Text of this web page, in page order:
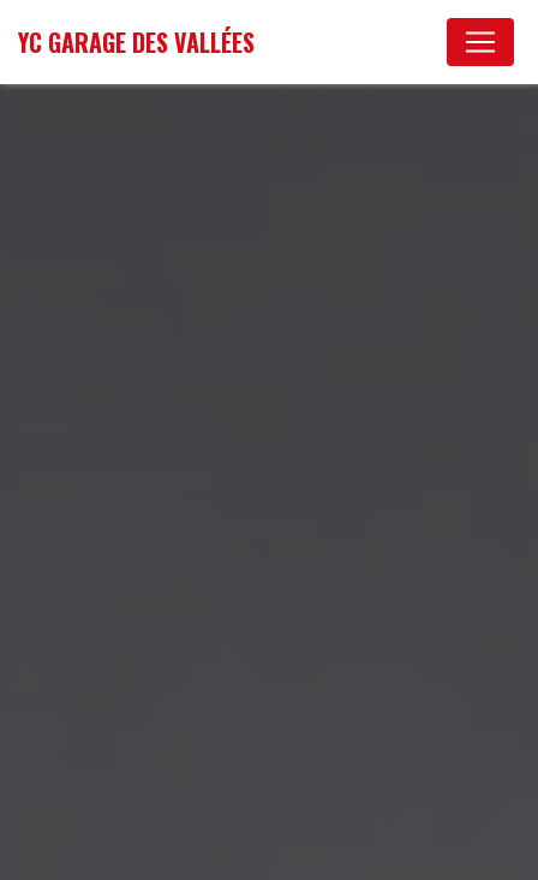
YC GARAGE DES VALLÉES